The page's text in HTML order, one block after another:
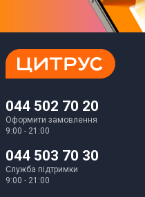
044 502 70 20
Оформити замовлення
9:00 - 21:00
044 503 70 30
Служба підтримки
9:00 - 21:00